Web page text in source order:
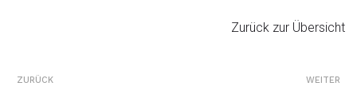
Zurück zur Übersicht
ZURÜCK WEITER